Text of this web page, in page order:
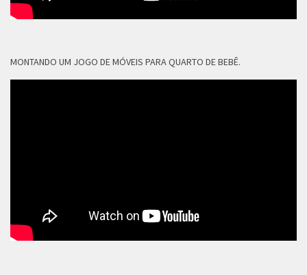
MONTANDO UM JOGO DE MÓVEIS PARA QUARTO DE BEBÊ.